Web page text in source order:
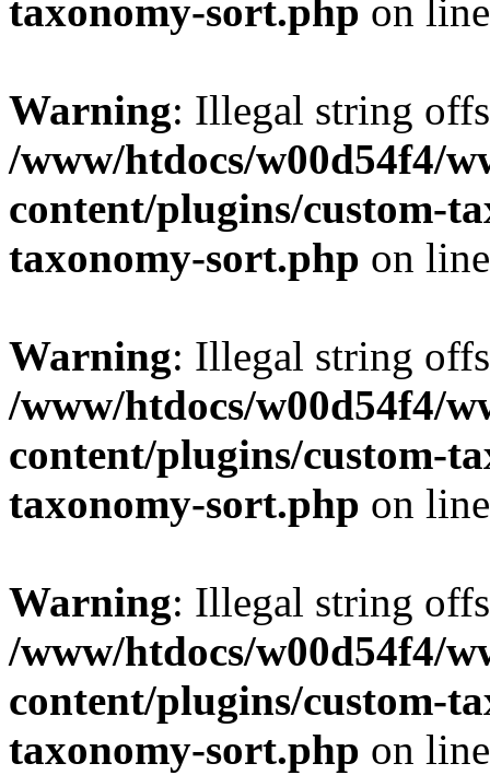
taxonomy-sort.php on
Warning: Illegal string
/www/htdocs/w00d54f4/
content/plugins/custom-
taxonomy-sort.php on
Warning: Illegal string
/www/htdocs/w00d54f4/
content/plugins/custom-
taxonomy-sort.php on
Warning: Illegal string
/www/htdocs/w00d54f4/
content/plugins/custom-
taxonomy-sort.php on